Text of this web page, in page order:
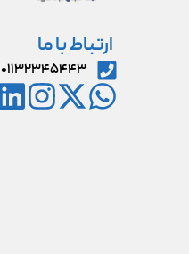
ارتباط با ما
۰۱۱۳۲۳۴۵۴۴۳